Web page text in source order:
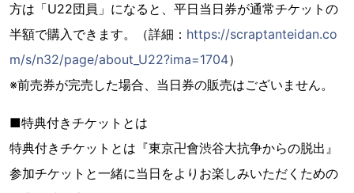
方は「U22団員」になると、平日当日券が通常チケットの
半額で購入できます。（詳細： https://scraptanteidan.co
m/s/n32/page/about_U22?ima=1704）
※前売券が完売した場合、当日券の販売はございません。
■特典付きチケットとは
特典付きチケットとは『東京卍會渋谷大抗争からの脱出』
参加チケットと一緒に当日をよりお楽しみいただくための